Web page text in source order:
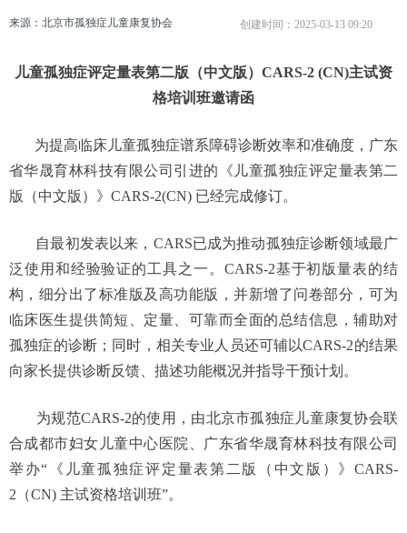
儿童孤独症评定量表第二版（中文版）CARS-2 (CN)主试资
格培训班邀请函
为提高临床儿童孤独症谱系障碍诊断效率和准确度，广东
省华晟育林科技有限公司引进的《儿童孤独症评定量表第二
版（中文版）》CARS-2(CN) 已经完成修订。
自最初发表以来，CARS已成为推动孤独症诊断领域最广
泛使用和经验验证的工具之一。CARS-2基于初版量表的结
构，细分出了标准版及高功能版，并新增了问卷部分，可为
临床医生提供简短、定量、可靠而全面的总结信息，辅助对
孤独症的诊断；同时，相关专业人员还可辅以CARS-2的结果
向家长提供诊断反馈、描述功能概况并指导干预计划。
为规范CARS-2的使用，由北京市孤独症儿童康复协会联
合成都市妇女儿童中心医院、广东省华晟育林科技有限公司
举办“《儿童孤独症评定量表第二版（中文版）》CARS-
2（CN) 主试资格培训班”。
来源：北京市孤独症儿童康复协会 创建时间： 2025-03-13 09:20